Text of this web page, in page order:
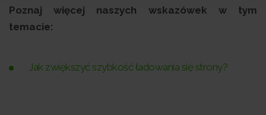
Poznaj więcej naszych wskazówek w tym
temacie:
Jak zwiększyć szybkość ładowania się strony?